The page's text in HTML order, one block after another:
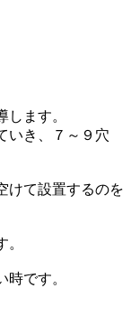
ます。
いき、７～９穴
けて設置するのを
です。